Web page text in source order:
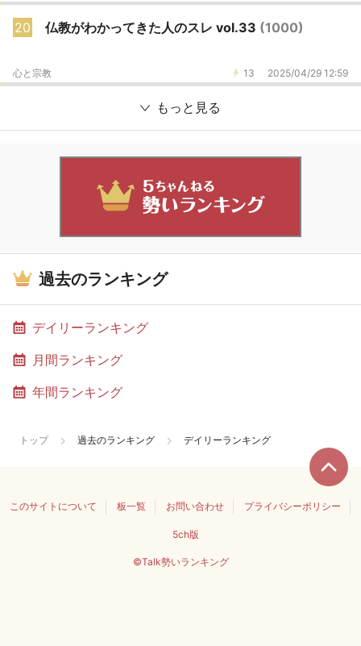
20 仏教がわかってきた人のスレ vol.33 (1000)
13 2025/04/29 12:59
心と宗教
もっと見る
過去のランキング
デイリーランキング
月間ランキング
年間ランキング
トップ 過去のランキング デイリーランキング
このサイトについて 板一覧 お問い合わせ プライバシーポリシー
5ch版
©Talk勢いランキング